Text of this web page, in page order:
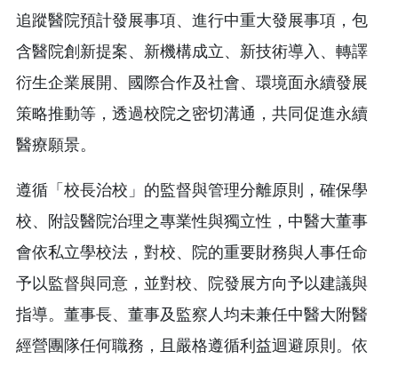
追蹤醫院預計發展事項、進行中重大發展事項，包
含醫院創新提案、新機構成立、新技術導入、轉譯
衍生企業展開、國際合作及社會、環境面永續發展
策略推動等，透過校院之密切溝通，共同促進永續
醫療願景。
遵循「校長治校」的監督與管理分離原則，確保學
校、附設醫院治理之專業性與獨立性，中醫大董事
會依私立學校法，對校、院的重要財務與人事任命
予以監督與同意，並對校、院發展方向予以建議與
指導。董事長、董事及監察人均未兼任中醫大附醫
經營團隊任何職務，且嚴格遵循利益迴避原則。依